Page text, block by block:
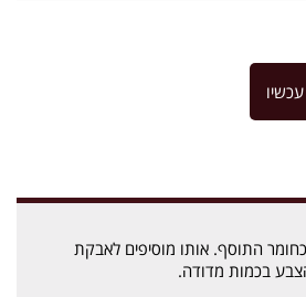
משמש כחומר התוסף. אותו מוסיפים לאבקת
בכמות מדודה.